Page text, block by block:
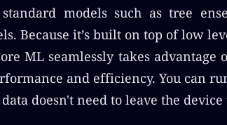
models such as tree
Because it’s built on top of low
ML seamlessly takes advantage
and efficiency. You can
doesn't need to leave the